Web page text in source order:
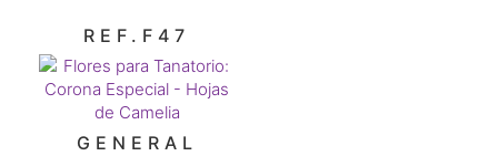
REF.F47
GENERAL